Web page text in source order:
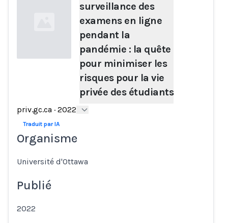
surveillance des
examens en ligne
pendant la
pandémie : la quête
pour minimiser les
risques pour la vie
privée des étudiants
priv.gc.ca · 2022
Traduit par IA
Organisme
Université d'Ottawa
Publié
2022